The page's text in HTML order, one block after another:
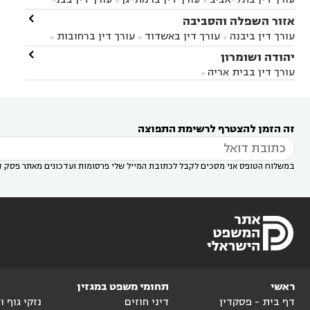
ברק עורך דין בפתח תקווה עורך דין בראשון לציון
עורך דין ברחובות עורך דין בנס ציונה
במודיעין
עורך דין בהרצליה עורך דין בחולון
עורך
דין בקרית אונו
אונו
עורך דין בבת ים
דין בשוהם 
אזור השפלה והסביבה
עורך דין ביבנה  עורך דין באשדוד  עורך דין ברחובות 
עורך דין בראשון לציון עורך דין במודיעין
עורך דין
בבאר יעקב
עורך דין בגדרה

יהודה ושומרון
עורך דין בבית אריה 

זה הזמן להצטרף לרשימת התפוצה
במשלוח הטופס אני מסכים לקבל לכתובת המייל שלי פרסומות ועדכונים מאתר פסק
ראשי
דף בית - פסקדין
תחומי משפט במגזין
דיני חוזים
נזקי גוף